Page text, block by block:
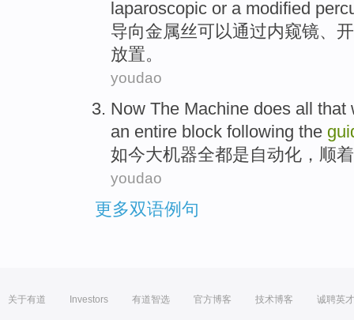
laparoscopic or a modified
导向金属丝可以通过内窥镜、
放置。
youdao
Now The Machine does all that
an entire block following the
如今大机器全都是 自动化 ， 顺着
youdao
更多双语例句
关于有道 Investors 有道智选 官方博客 技术博客 诚聘英才